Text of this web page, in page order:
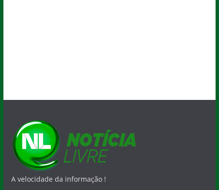
A velocidade da informação !